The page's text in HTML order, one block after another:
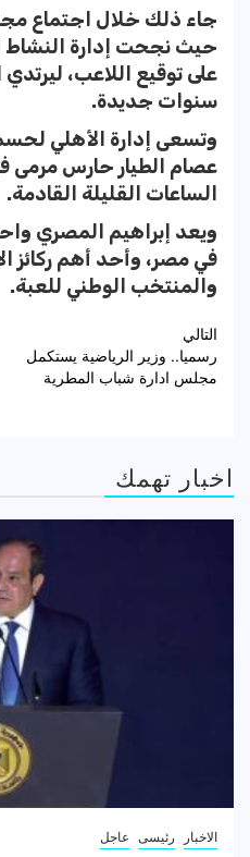
جاء ذلك خلال اجتماع
حيث نجحت إدارة النشاط
على توقيع اللاعب،
سنوات جديدة.
وتسعى إدارة الأهلي
عصام الطيار حارس مرمى
الساعات القليلة القادمة.
ويعد إبراهيم المصري
في مصر، وأحد أهم ركائز
والمنتخب الوطني للعبة.
تصفّح
المقالات
التالي
رسميا.. وزير الرياضية يستكمل
مجلس ادارة شباب المطرية
اخبار تهمك
الاخبار رئيسى عاجل